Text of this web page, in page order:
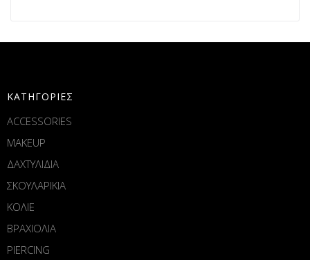
ΚΑΤΗΓΟΡΙΕΣ
ACCESSORIES
MAKEUP
ΔΑΧΤΥΛΙΔΙΑ
ΣΚΟΥΛΑΡΙΚΙΑ
ΚΟΛΙΕ
ΒΡΑΧΙΟΛΙΑ
PIERCING